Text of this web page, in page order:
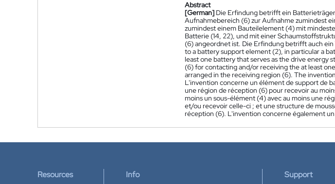
Abstract
[German] Die Erfindung betrifft ein
Aufnahmebereich (6) zur Aufnahme zumindest
zumindest einem Bauteilelement (4) mit
Batterie (14, 22), und mit einer
(6) angeordnet ist. Die Erfindung betrifft auch
to a battery support element (2), in particular a
least one battery that serves as the drive energy
(6) for contacting and/or receiving the at least
arranged in the receiving region (6). The
L'invention concerne un élément de support de
une région de réception (6) pour recevoir au
moins un sous-élément (4) avec au moins une
et/ou recevoir celle-ci ; et une structure de
réception (6). L'invention concerne également
Resources Info Support